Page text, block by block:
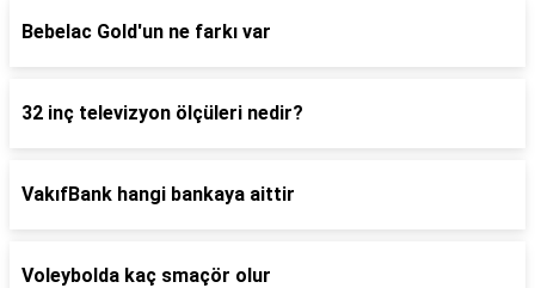
Bebelac Gold'un ne farkı var
32 inç televizyon ölçüleri nedir?
VakıfBank hangi bankaya aittir
Voleybolda kaç smaçör olur